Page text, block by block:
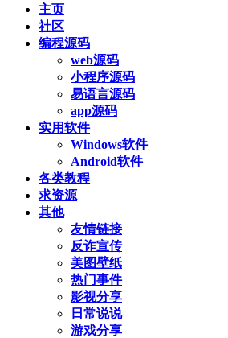
主页
社区
编程源码
web源码
小程序源码
易语言源码
app源码
实用软件
Windows软件
Android软件
各类教程
求资源
其他
友情链接
反诈宣传
美图壁纸
热门事件
影视分享
日常说说
游戏分享